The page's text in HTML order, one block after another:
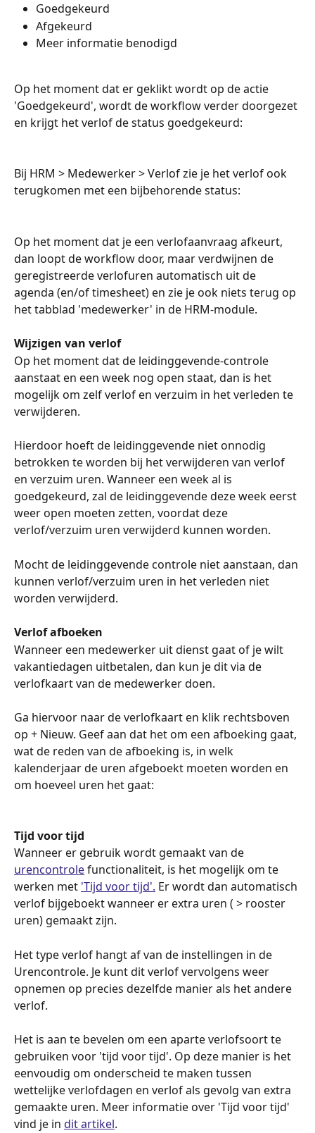
Goedgekeurd
Afgekeurd
Meer informatie benodigd
Op het moment dat er geklikt wordt op de actie
'Goedgekeurd', wordt de workflow verder doorgezet
en krijgt het verlof de status goedgekeurd:
Bij HRM > Medewerker > Verlof zie je het verlof ook
terugkomen met een bijbehorende status:
Op het moment dat je een verlofaanvraag afkeurt,
dan loopt de workflow door, maar verdwijnen de
geregistreerde verlofuren automatisch uit de
agenda (en/of timesheet) en zie je ook niets terug op
het tabblad 'medewerker' in de HRM-module.
Wijzigen van verlof
Op het moment dat de leidinggevende-controle
aanstaat en een week nog open staat, dan is het
mogelijk om zelf verlof en verzuim in het verleden te
verwijderen.
Hierdoor hoeft de leidinggevende niet onnodig
betrokken te worden bij het verwijderen van verlof
en verzuim uren. Wanneer een week al is
goedgekeurd, zal de leidinggevende deze week eerst
weer open moeten zetten, voordat deze
verlof/verzuim uren verwijderd kunnen worden.
Mocht de leidinggevende controle niet aanstaan, dan
kunnen verlof/verzuim uren in het verleden niet
worden verwijderd.
Verlof afboeken
Wanneer een medewerker uit dienst gaat of je wilt
vakantiedagen uitbetalen, dan kun je dit via de
verlofkaart van de medewerker doen.
Ga hiervoor naar de verlofkaart en klik rechtsboven
op + Nieuw. Geef aan dat het om een afboeking gaat,
wat de reden van de afboeking is, in welk
kalenderjaar de uren afgeboekt moeten worden en
om hoeveel uren het gaat:
Tijd voor tijd
Wanneer er gebruik wordt gemaakt van de
urencontrole functionaliteit, is het mogelijk om te
werken met 'Tijd voor tijd'. Er wordt dan automatisch
verlof bijgeboekt wanneer er extra uren ( > rooster
uren) gemaakt zijn.
Het type verlof hangt af van de instellingen in de
Urencontrole. Je kunt dit verlof vervolgens weer
opnemen op precies dezelfde manier als het andere
verlof.
Het is aan te bevelen om een aparte verlofsoort te
gebruiken voor 'tijd voor tijd'. Op deze manier is het
eenvoudig om onderscheid te maken tussen
wettelijke verlofdagen en verlof als gevolg van extra
gemaakte uren. Meer informatie over 'Tijd voor tijd'
vind je in dit artikel.